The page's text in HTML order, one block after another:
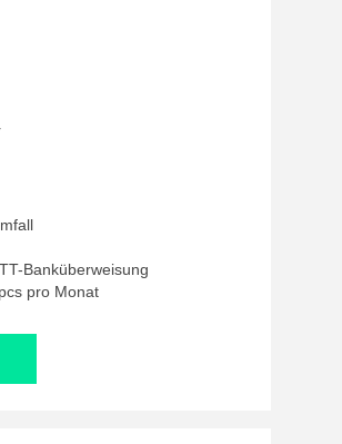
Banküberweisung
pro Monat